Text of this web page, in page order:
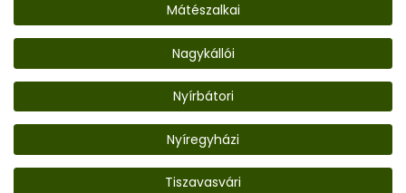
Mátészalkai
Nagykállói
Nyírbátori
Nyíregyházi
Tiszavasvári